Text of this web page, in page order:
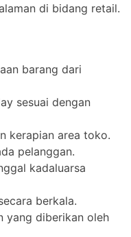
di bidang retail.
barang dari
sesuai dengan
kerapian area toko.
pelanggan.
kadaluarsa
berkala.
yang diberikan oleh